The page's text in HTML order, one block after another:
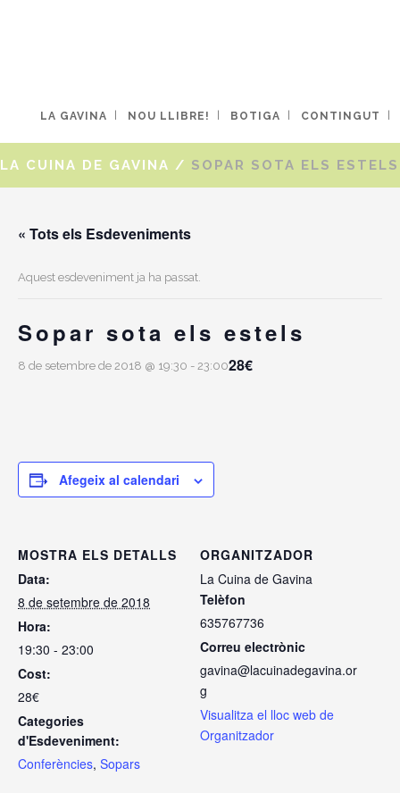
LA GAVINA NOU LLIBRE! BOTIGA CONTINGUT
LA CUINA DE GAVINA / SOPAR SOTA ELS ESTELS
« Tots els Esdeveniments
Aquest esdeveniment ja ha passat.
Sopar sota els estels
8 de setembre de 2018 @ 19:30 - 23:0028€
Afegeix al calendari
MOSTRA ELS DETALLS
Data:
8 de setembre de 2018
Hora:
19:30 - 23:00
Cost:
28€
Categories
d'Esdeveniment:
Conferències, Sopars
ORGANITZADOR
La Cuina de Gavina
Telèfon
635767736
Correu electrònic
gavina@lacuinadegavina.or
g
Visualitza el lloc web de
Organitzador